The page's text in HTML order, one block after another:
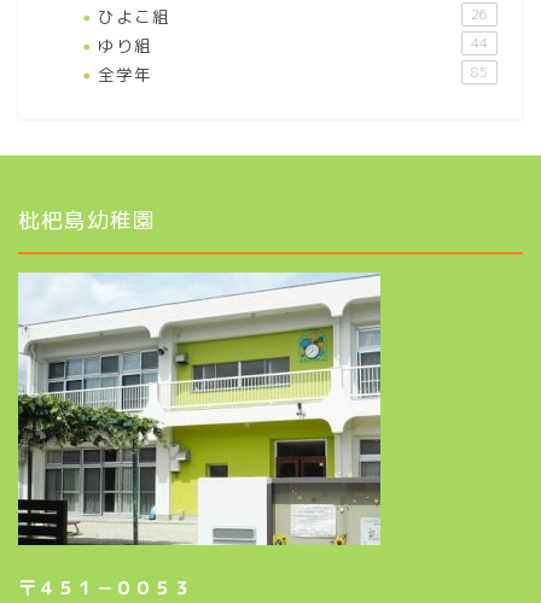
ひよこ組 26
ゆり組 44
全学年 85
枇杷島幼稚園
〒４５１－００５３